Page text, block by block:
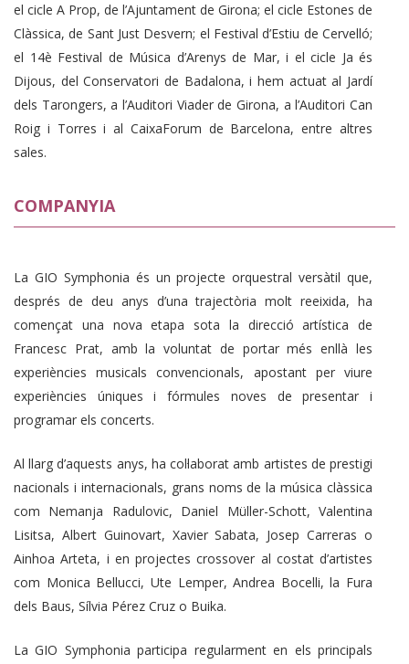
el cicle A Prop, de l’Ajuntament de Girona; el cicle Estones de
Clàssica, de Sant Just Desvern; el Festival d’Estiu de Cervelló;
el 14è Festival de Música d’Arenys de Mar, i el cicle Ja és
Dijous, del Conservatori de Badalona, i hem actuat al Jardí
dels Tarongers, a l’Auditori Viader de Girona, a l’Auditori Can
Roig i Torres i al CaixaForum de Barcelona, entre altres
sales.
COMPANYIA
La GIO Symphonia és un projecte orquestral versàtil que,
després de deu anys d’una trajectòria molt reeixida, ha
començat una nova etapa sota la direcció artística de
Francesc Prat, amb la voluntat de portar més enllà les
experiències musicals convencionals, apostant per viure
experiències úniques i fórmules noves de presentar i
programar els concerts.
Al llarg d’aquests anys, ha col·laborat amb artistes de prestigi
nacionals i internacionals, grans noms de la música clàssica
com Nemanja Radulovic, Daniel Müller-Schott, Valentina
Lisitsa, Albert Guinovart, Xavier Sabata, Josep Carreras o
Ainhoa Arteta, i en projectes crossover al costat d’artistes
com Monica Bellucci, Ute Lemper, Andrea Bocelli, la Fura
dels Baus, Sílvia Pérez Cruz o Buika.
La GIO Symphonia participa regularment en els principals